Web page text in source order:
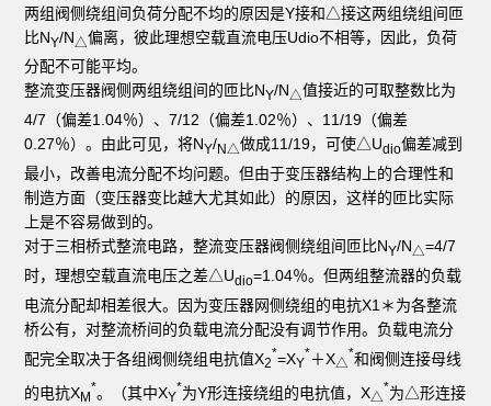
两组阀侧绕组间负荷分配不均的原因是Y接和△接这两组绕组间匝
比NY/N△偏离，彼此理想空载直流电压Udio不相等，因此，负荷
分配不可能平均。
整流变压器阀侧两组绕组间的匝比NY/N△值接近的可取整数比为
4/7（偏差1.04％）、7/12（偏差1.02％）、11/19（偏差
0.27％）。由此可见，将NY/N△做成11/19，可使△Udio偏差减到
最小，改善电流分配不均问题。但由于变压器结构上的合理性和
制造方面（变压器变比越大尤其如此）的原因，这样的匝比实际
上是不容易做到的。
对于三相桥式整流电路，整流变压器阀侧绕组间匝比NY/N△=4/7
时，理想空载直流电压之差△Udio=1.04％。但两组整流器的负载
电流分配却相差很大。因为变压器网侧绕组的电抗X1＊为各整流
桥公有，对整流桥间的负载电流分配没有调节作用。负载电流分
配完全取决于各组阀侧绕组电抗值X2
*=XY
*＋X△
*和阀侧连接母线
的电抗XM
*。（其中XY
*为Y形连接绕组的电抗值，X△
*为△形连接